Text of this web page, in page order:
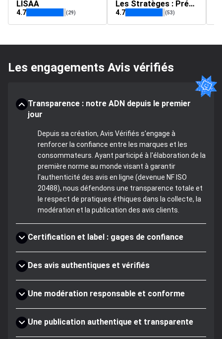
LISAA
4.7 (29)
Les Stratèges : Prépa Sciences Po et IEP
4.7 (53)
Les engagements Avis vérifiés
Transparence : notre ADN depuis le premier
jour
Depuis sa création, Avis Vérifiés s'engage à
renforcer la confiance entre les marques et les
consommateurs. Ayant participé à l'élaboration de la
première norme au monde visant à garantir
l'authenticité des avis en ligne (devenue NF ISO
20488), nous défendons une transparence totale et
le respect de pratiques éthiques dans la collecte, la
modération et la publication des avis clients.
Certification et label : gages de confiance
Des avis authentiques et vérifiés
Une modération responsable et conforme
Une publication authentique et transparente